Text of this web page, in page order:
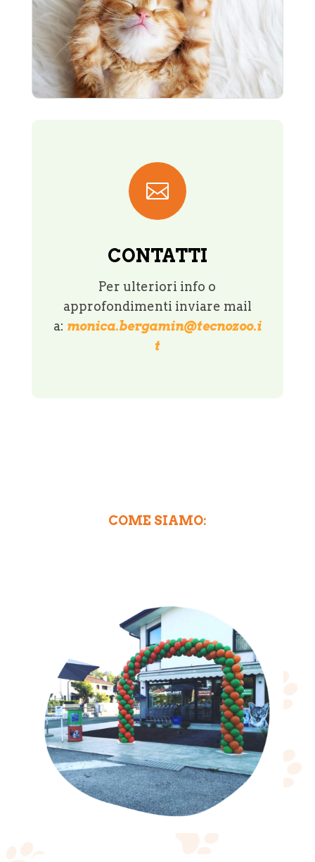

CONTATTI
Per ulteriori info o
approfondimenti inviare mail
a: monica.bergamin@tecnozoo.i
t
COME SIAMO: